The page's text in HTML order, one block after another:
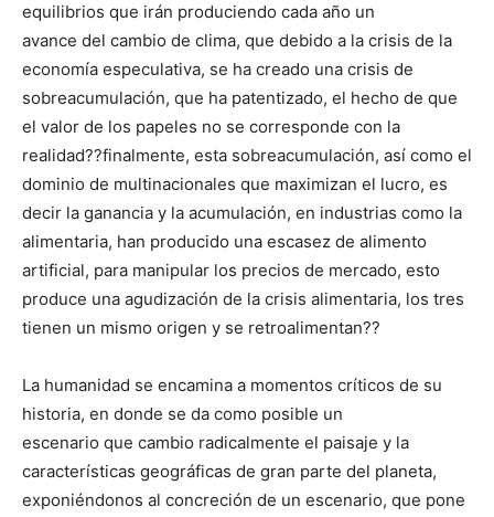
equilibrios que irán produciendo cada año un
avance del cambio de clima, que debido a la crisis de la
economía especulativa, se ha creado una crisis de
sobreacumulación, que ha patentizado, el hecho de que
el valor de los papeles no se corresponde con la
realidad??finalmente, esta sobreacumulación, así como el
dominio de multinacionales que maximizan el lucro, es
decir la ganancia y la acumulación, en industrias como la
alimentaria, han producido una escasez de alimento
artificial, para manipular los precios de mercado, esto
produce una agudización de la crisis alimentaria, los tres
tienen un mismo origen y se retroalimentan??
La humanidad se encamina a momentos críticos de su
historia, en donde se da como posible un
escenario que cambio radicalmente el paisaje y la
características geográficas de gran parte del planeta,
exponiéndonos al concreción de un escenario, que pone